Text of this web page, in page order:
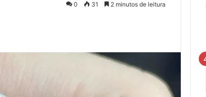
0 31 2 minutos de leitura